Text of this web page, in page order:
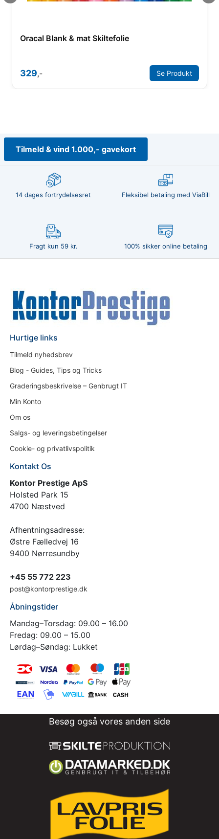
Oracal Blank & mat Skiltefolie
329,- Se Produkt
Tilmeld & vind 1.000,- gavekort
14 dages fortrydelsesret Fleksibel betaling med ViaBill
Fragt kun 59 kr. 100% sikker online betaling
Hurtige links
Tilmeld nyhedsbrev
Blog - Guides, Tips og Tricks
Graderingsbeskrivelse – Genbrugt IT
Min Konto
Om os
Salgs- og leveringsbetingelser
Cookie- og privatlivspolitik
Kontakt Os
Kontor Prestige ApS
Holsted Park 15
4700 Næstved
Afhentningsadresse:
Østre Fælledvej 16
9400 Nørresundby
+45 55 772 223
post@kontorprestige.dk
Åbningstider
Mandag–Torsdag: 09.00 – 16.00
Fredag: 09.00 – 15.00
Lørdag–Søndag: Lukket
Besøg også vores anden side